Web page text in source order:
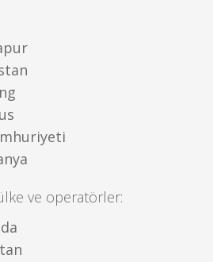
ve operatörler: